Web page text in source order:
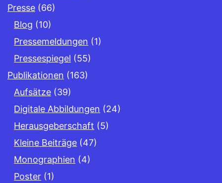
Presse (66)
Blog (10)
Pressemeldungen (1)
Pressespiegel (55)
Publikationen (163)
Aufsätze (39)
Digitale Abbildungen (24)
Herausgeberschaft (5)
Kleine Beiträge (47)
Monographien (4)
Poster (1)